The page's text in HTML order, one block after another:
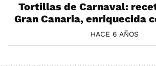
Tortillas de Carnaval:
Gran Canaria, enriquecida
HACE 6 AÑOS